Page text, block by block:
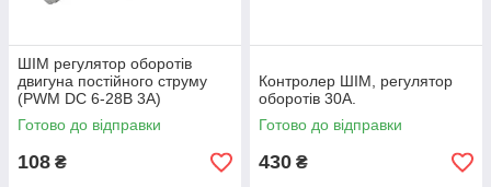
ШІМ регулятор оборотів
двигуна постійного струму
(PWM DC 6-28В 3А)
Готово до відправки
108 ₴
Контролер ШІМ, регулятор
оборотів 30А.
Готово до відправки
430 ₴